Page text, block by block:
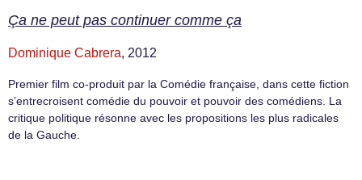
Ça ne peut pas continuer comme ça
Dominique Cabrera, 2012
Premier film co-produit par la Comédie française, dans cette fiction
s’entrecroisent comédie du pouvoir et pouvoir des comédiens. La
critique politique résonne avec les propositions les plus radicales
de la Gauche.